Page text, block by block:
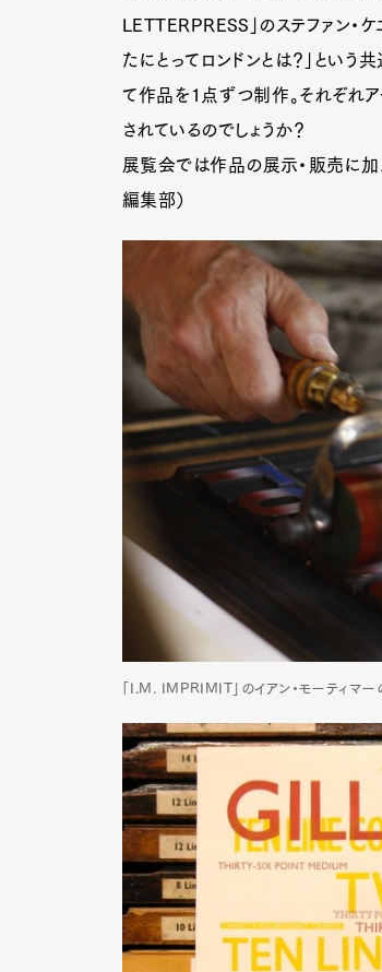
LETTERPRESS」のステファン・
たにとってロンドンとは？」とい
て作品を1点ずつ制作。それぞれア
されているのでしょうか？
展覧会では作品の展示・販売に加
編集部）
「I.M. IMPRIMIT」のイアン・モーティマ